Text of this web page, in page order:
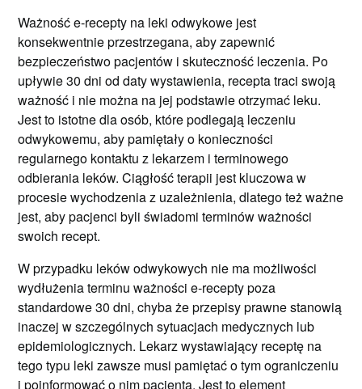
Ważność e-recepty na leki odwykowe jest
konsekwentnie przestrzegana, aby zapewnić
bezpieczeństwo pacjentów i skuteczność leczenia. Po
upływie 30 dni od daty wystawienia, recepta traci swoją
ważność i nie można na jej podstawie otrzymać leku.
Jest to istotne dla osób, które podlegają leczeniu
odwykowemu, aby pamiętały o konieczności
regularnego kontaktu z lekarzem i terminowego
odbierania leków. Ciągłość terapii jest kluczowa w
procesie wychodzenia z uzależnienia, dlatego też ważne
jest, aby pacjenci byli świadomi terminów ważności
swoich recept.
W przypadku leków odwykowych nie ma możliwości
wydłużenia terminu ważności e-recepty poza
standardowe 30 dni, chyba że przepisy prawne stanowią
inaczej w szczególnych sytuacjach medycznych lub
epidemiologicznych. Lekarz wystawiający receptę na
tego typu leki zawsze musi pamiętać o tym ograniczeniu
i poinformować o nim pacjenta. Jest to element